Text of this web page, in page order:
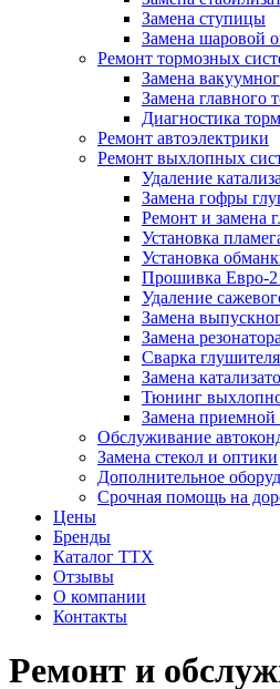
Замена ступицы
Замена шаровой
Ремонт тормозных
Замена
Замена главного
Диагностика
Ремонт автоэлектрики
Ремонт выхлопных
Удаление
Замена гофры
Ремонт и замена
Установка
Установка
Прошивка Евро-
Удаление
Замена
Замена
Сварка глушителя
Замена
Тюнинг
Замена приемной
Обслуживание
Замена стекол и оптики
Дополнительное
Срочная помощь на
Цены
Бренды
Каталог ТТХ
Отзывы
О компании
Контакты
Ремонт и